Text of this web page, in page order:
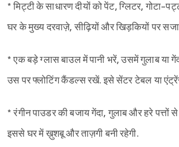
* मिट्टी के साधारण दीयों को पेंट, ग्लिटर, गोटा-
घर के मुख्य दरवाज़े, सीढ़ियों और खिड़कियों पर
* एक बड़े ग्लास बाउल में पानी भरें, उसमें गुलाब या
उस पर फ्लोटिंग कैंडल्स रखें. इसे सेंटर टेबल या
* रंगीन पाउडर की बजाय गेंदा, गुलाब और हरे पत्तों
इससे घर में ख़ुशबू और ताज़गी बनी रहेगी.